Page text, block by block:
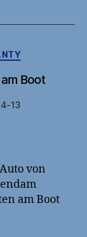
Boot
13
und
Arbeiten
von
am Boot